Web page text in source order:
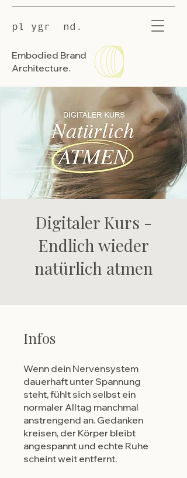
pl ygr nd.
Embodied Brand
Architecture.
Digitaler Kurs -
Endlich wieder
natürlich atmen
Infos
Wenn dein Nervensystem
dauerhaft unter Spannung
steht, fühlt sich selbst ein
normaler Alltag manchmal
anstrengend an. Gedanken
kreisen, der Körper bleibt
angespannt und echte Ruhe
scheint weit entfernt.